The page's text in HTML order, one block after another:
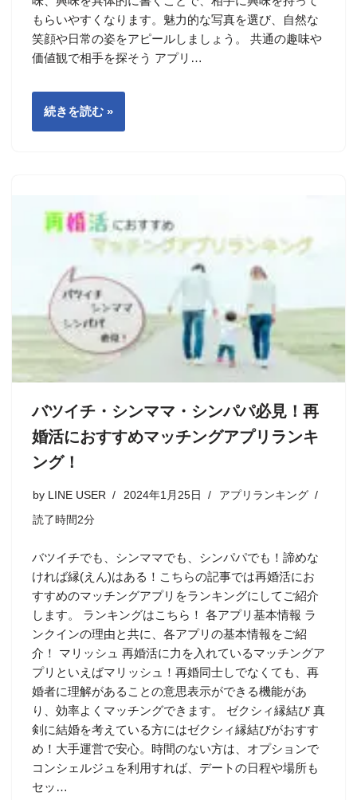
もらいやすくなります。魅力的な写真を選び、自然な
笑顔や日常の姿をアピールしましょう。 共通の趣味や
価値観で相手を探そう アプリ…
続きを読む »
バツイチ・シンママ・シンパパ必見！再
婚活におすすめマッチングアプリランキ
ング！
by LINE USER 2024年1月25日 アプリランキング
読了時間2分
バツイチでも、シンママでも、シンパパでも！諦めな
ければ縁(えん)はある！こちらの記事では再婚活にお
すすめのマッチングアプリをランキングにしてご紹介
します。 ランキングはこちら！ 各アプリ基本情報 ラ
ンクインの理由と共に、各アプリの基本情報をご紹
介！ マリッシュ 再婚活に力を入れているマッチングア
プリといえばマリッシュ！再婚同士しでなくても、再
婚者に理解があることの意思表示ができる機能があ
り、効率よくマッチングできます。 ゼクシィ縁結び 真
剣に結婚を考えている方にはゼクシィ縁結びがおすす
め！大手運営で安心。時間のない方は、オプションで
コンシェルジュを利用すれば、デートの日程や場所も
セッ…